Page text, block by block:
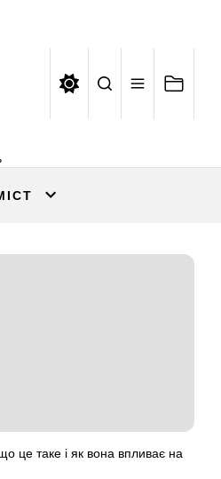
це таке і як вона впливає на